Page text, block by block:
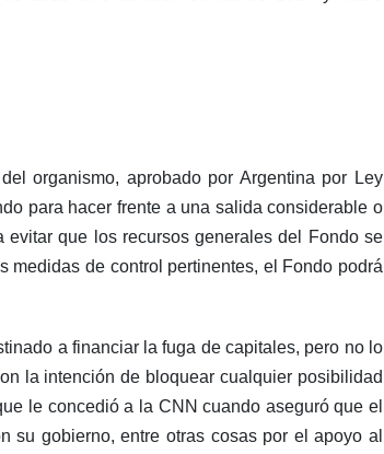
organismo, aprobado por Argentina por Ley
para hacer frente a una salida considerable o
que los recursos generales del Fondo se
de control pertinentes, el Fondo podrá
a financiar la fuga de capitales, pero no lo
la intención de bloquear cualquier posibilidad
le concedió a la CNN cuando aseguró que el
su gobierno, entre otras cosas por el apoyo al